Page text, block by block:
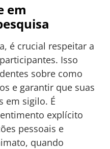
em
é crucial respeitar a
Isso
sobre como
e garantir que suas
em sigilo. É
explícito
pessoais e
quando